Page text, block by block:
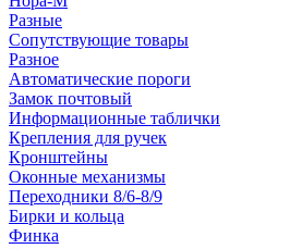
Разные
Сопутствующие товары
Разное
Автоматические пороги
Замок почтовый
Информационные таблички
Крепления для ручек
Кронштейны
Оконные механизмы
Переходники 8/6-8/9
Бирки и кольца
Финка